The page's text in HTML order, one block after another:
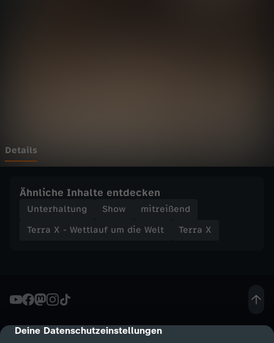
cmp-dialog-description
Deine Datenschutzeinstellungen
a
f
d
i
Details
Ähnliche Inhalte entdecken
Unterhaltung Show
mitreißend
Terra X - Wettlauf um die Welt
Terra X